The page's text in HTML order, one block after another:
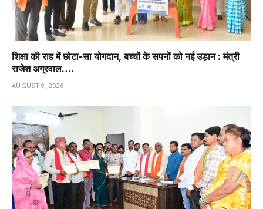
शिक्षा की राह में छोटा-सा योगदान, बच्चों के सपनों को नई उड़ान : मंत्री
राजेश अग्रवाल….
AUGUST 9, 2026